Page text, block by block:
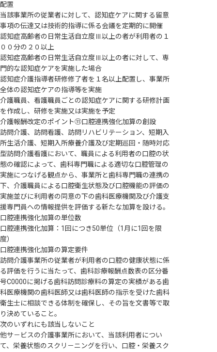
配置
当該事業所の従業者に対して、認知症ケアに関する留意
事項の伝達又は技術的指導に係る会議を定期的に開催
認知症高齢者の日常生活自立度Ⅲ以上の者が利用者の１
００分の２０以上
認知症高齢者の日常生活自立度Ⅲ以上の者に対して、専
門的な認知症ケアを実施した場合
認知症介護指導者研修修了者を１名以上配置し、事業所
全体の認知症ケアの指導等を実施
介護職員、看護職員ごとの認知症ケアに関する研修計画
を作成し、研修を実施又は実施を予定
介護報酬改定のポイント⑪口腔連携強化加算の創設
訪問介護、訪問看護、訪問リハビリテーション、短期入
所生活介護、短期入所療養介護及び定期巡回・随時対応
型訪問介護看護において、職員による利用者の口腔の状
態の確認によって、歯科専門職による適切な口腔管理の
実施につなげる観点から、事業所と歯科専門職の連携の
下、介護職員による口腔衛生状態及び口腔機能の評価の
実施並びに利用者の同意の下の歯科医療機関及び介護支
援専門員への情報提供を評価する新たな加算を設ける。
口腔連携強化加算の単位数
口腔連携強化加算：1回につき50単位（1月に1回を限
度）
口腔連携強化加算の算定要件
訪問介護事業所の従業者が利用者の口腔の健康状態に係
る評価を行うに当たって、歯科診療報酬点数表の区分番
号C0000に掲げる歯科訪問診療料の算定の実績がある歯
科医療機関の歯科医師又は歯科医師の指示を受けた歯科
衛生士に相談できる体制を確保し、その旨を文書等で取
り決めていること。
次のいずれにも該当しないこと
他サ－ビスの介護事業所において、当該利用者につい
て、栄養状態のスクリ－ニングを行い、口腔・栄養スク